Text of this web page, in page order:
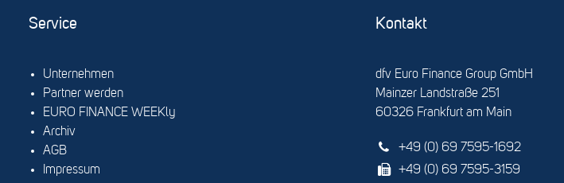
Service
Unternehmen
Partner werden
EURO FINANCE WEEKly
Archiv
AGB
Impressum
Kontakt
dfv Euro Finance Group GmbH
Mainzer Landstraße 251
60326 Frankfurt am Main
+49 (0) 69 7595-1692
+49 (0) 69 7595-3159